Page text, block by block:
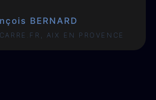
BERNARD
AIX EN PROVENCE